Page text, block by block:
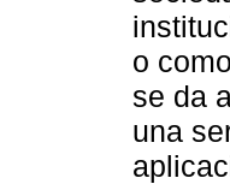
o
se da
una